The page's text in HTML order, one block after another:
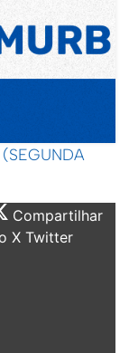
Compartilhar
X Twitter